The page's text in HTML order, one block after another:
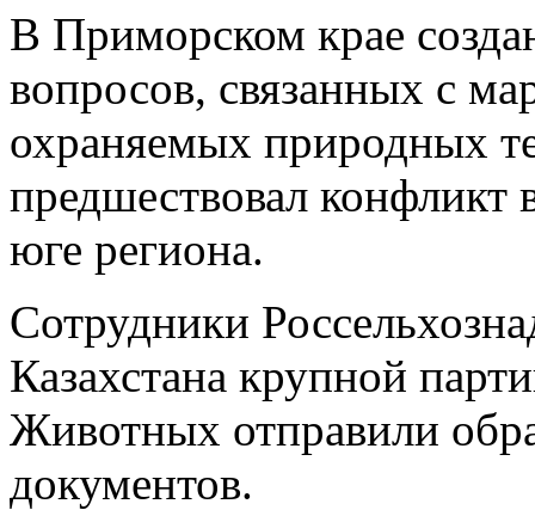
В Приморском крае
вопросов, связанных с
охраняемых природных
предшествовал конфликт
юге региона.
Сотрудники
Казахстана крупной
Животных отправили
документов.